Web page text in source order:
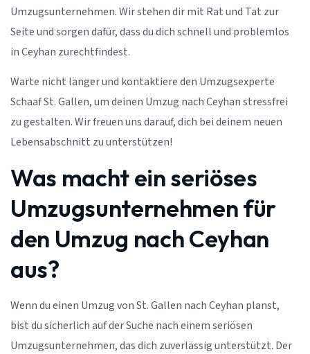
Umzugsunternehmen. Wir stehen dir mit Rat und Tat zur
Seite und sorgen dafür, dass du dich schnell und problemlos
in Ceyhan zurechtfindest.
Warte nicht länger und kontaktiere den Umzugsexperte
Schaaf St. Gallen, um deinen Umzug nach Ceyhan stressfrei
zu gestalten. Wir freuen uns darauf, dich bei deinem neuen
Lebensabschnitt zu unterstützen!
Was macht ein seriöses
Umzugsunternehmen für
den Umzug nach Ceyhan
aus?
Wenn du einen Umzug von St. Gallen nach Ceyhan planst,
bist du sicherlich auf der Suche nach einem seriösen
Umzugsunternehmen, das dich zuverlässig unterstützt. Der